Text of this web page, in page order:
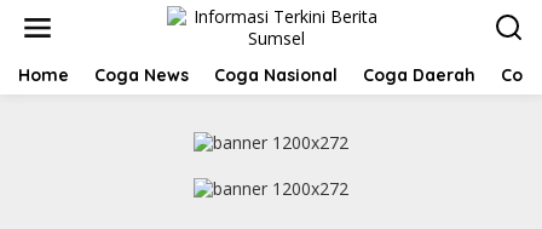
t
Home Coga News Coga Nasional Coga Daerah